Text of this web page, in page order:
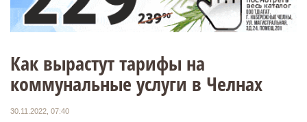
Как вырастут тарифы на
коммунальные услуги в Челнах
30.11.2022, 07:40